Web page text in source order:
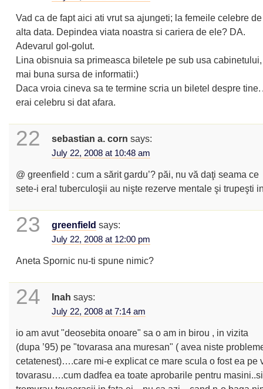
Vad ca de fapt aici ati vrut sa ajungeti; la femeile celebre de
alta data. Depindea viata noastra si cariera de ele? DA.
Adevarul gol-golut.
Lina obisnuia sa primeasca biletele pe sub usa
mai buna sursa de informatii:)
Daca vroia cineva sa te termine scria un biletel despre tine.
erai celebru si dat afara.
22 sebastian a. corn says:
July 22, 2008 at 10:48 am
@ greenfield : cum a sărit gardu’? păi, nu vă daţi seama ce
sete-i era! tuberculoşii au nişte rezerve mentale şi trupeşti
23 greenfield says:
July 22, 2008 at 12:00 pm
Aneta Spornic nu-ti spune nimic?
24 Inah says:
July 22, 2008 at 7:14 am
io am avut "deosebita onoare" sa o am in birou , in vizita
(dupa ’95) pe "tovarasa ana muresan" ( avea niste
cetatenest)….care mi-e explicat ce mare scula o fost ea pe
tovarasu….cum dadfea ea toate aprobarile pentru